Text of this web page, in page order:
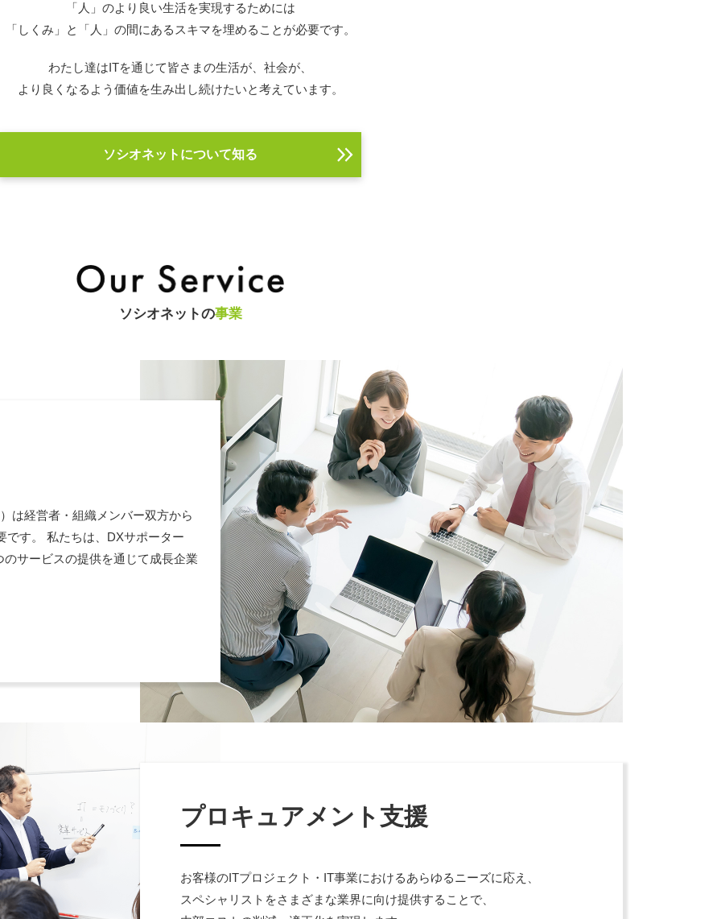
「人」のより良い生活を実現するためには
「しくみ」と「人」の間にある スキマを埋めることが必要です。
わたし達はITを通じて皆さまの生活が、社会が、
より良くなるよう価値を生み出し続けたいと考えています。
ソシオネットについて知る
ソシオネットの事業
は経営者・組織メンバー双方から
です。 私たちは、DXサポーター
サービスの提供を通じて成長企業
プロキュアメント支援
お客様のITプロジェクト・IT事業におけるあらゆるニーズに応え、
スペシャリストをさまざまな業界に向け提供することで、